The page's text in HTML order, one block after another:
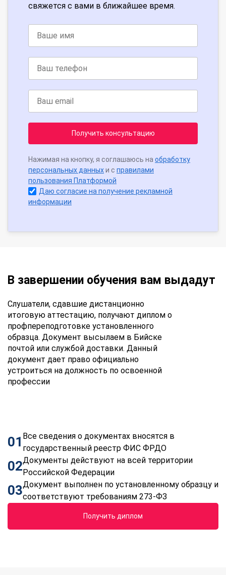
свяжется с вами в ближайшее время.
Получить консультацию
Нажимая на кнопку, я соглашаюсь на обработку
персональных данныхи с правилами
пользования Платформой
Даю согласие на получение рекламной
информации
В завершении обучения вам выдадут
Слушатели, сдавшие дистанционно
итоговую аттестацию, получают диплом о
профпереподготовке установленного
образца. Документ высылаем в Бийске
почтой или службой доставки. Данный
документ дает право официально
устроиться на должность по освоенной
профессии
01 Все сведения о документах вносятся в
государственный реестр ФИС ФРДО
02Документы действуют на всей территории
Российской Федерации
03Документ выполнен по установленному образцу и
соответствуют требованиям 273-ФЗ
Получить диплом